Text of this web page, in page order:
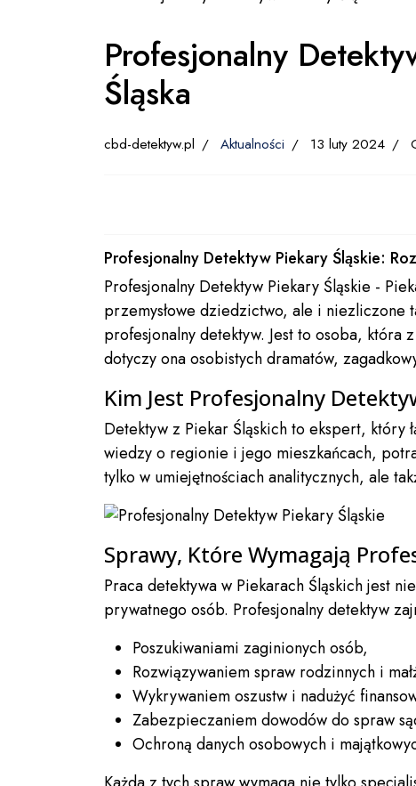
Profesjonalny
Śląska
cbd-detektyw.pl Aktualności 13 luty 2024
Profesjonalny Detektyw Piekary Śląskie:
Profesjonalny Detektyw Piekary Śląskie -
przemysłowe dziedzictwo, ale i niezliczone
profesjonalny detektyw. Jest to osoba,
dotyczy ona osobistych dramatów,
Kim Jest Profesjonalny
Detektyw z Piekar Śląskich to ekspert, który
wiedzy o regionie i jego mieszkańcach,
tylko w umiejętnościach analitycznych, ale
Sprawy, Które Wymagają
Praca detektywa w Piekarach Śląskich jest
prywatnego osób. Profesjonalny detektyw
Poszukiwaniami zaginionych osób,
Rozwiązywaniem spraw rodzinnych i
Wykrywaniem oszustw i nadużyć
Zabezpieczaniem dowodów do spraw
Ochroną danych osobowych i